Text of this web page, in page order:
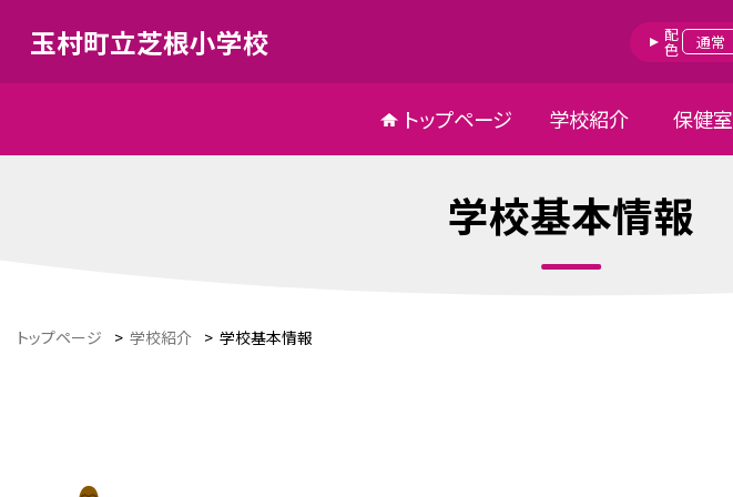
玉村町立芝根小学校 配色 通常
トップページ 学校紹介 保健室
学校基本情報
トップページ > 学校紹介 > 学校基本情報